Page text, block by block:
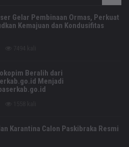
Gelar Pembinaan Ormas, Perkuat
Kemajuan dan Kondusifitas
Beralih dari
Menjadi
Karantina Calon Paskibraka Resmi